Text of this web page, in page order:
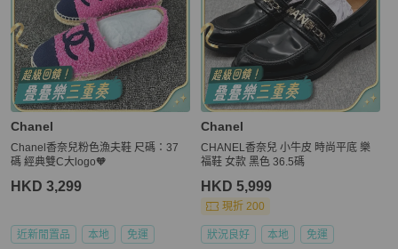
Chanel
Chanel香奈兒粉色漁夫鞋 尺碼：37
碼 經典雙C大logo🧡
HKD 3,299
近新閒置品 本地 免運
Chanel
CHANEL香奈兒 小牛皮 時尚平底 樂
福鞋 女款 黑色 36.5碼
HKD 5,999
現折 200
狀況良好 本地 免運